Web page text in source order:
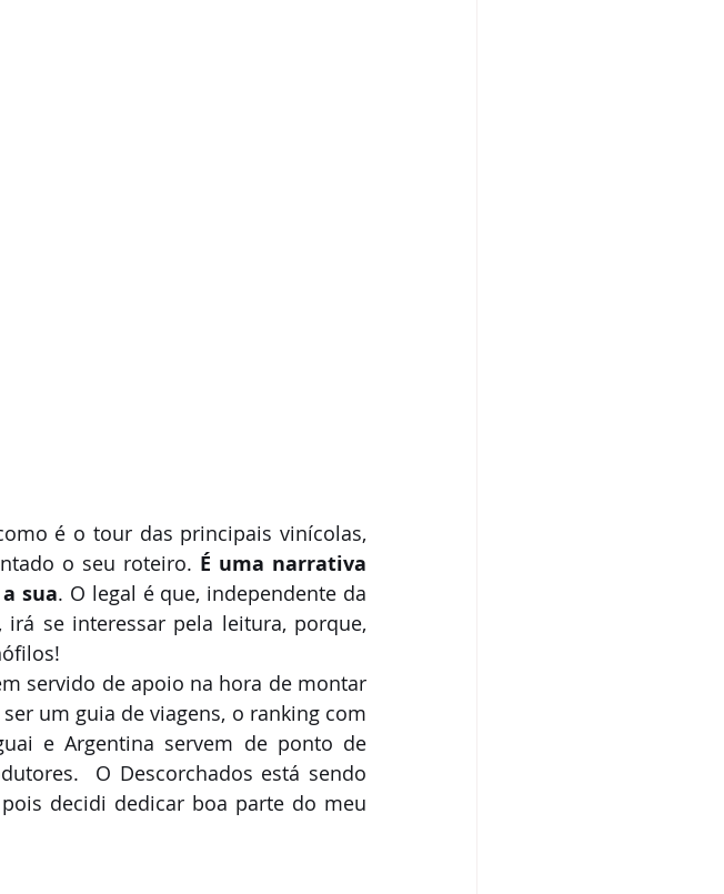
é o tour das principais vinícolas,
o seu roteiro. É uma narrativa
sua. O legal é que, independente da
se interessar pela leitura, porque,
servido de apoio na hora de montar
um guia de viagens, o ranking com
e Argentina servem de ponto de
O Descorchados está sendo
decidi dedicar boa parte do meu